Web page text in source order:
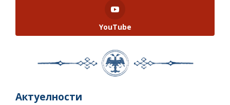
YouTube
Актуелности